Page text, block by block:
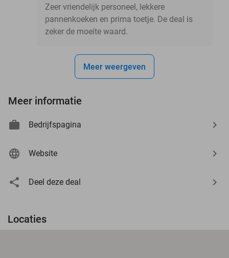
Zeer vriendelijk personeel, lekkere
pannenkoeken en prima toetje. De deal is
zeker de moeite waard.
Meer weergeven
Meer informatie
Bedrijfspagina
Website
Deel deze deal
Locaties